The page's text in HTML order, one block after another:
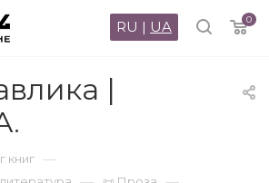
0
RU | UA
|
книг —